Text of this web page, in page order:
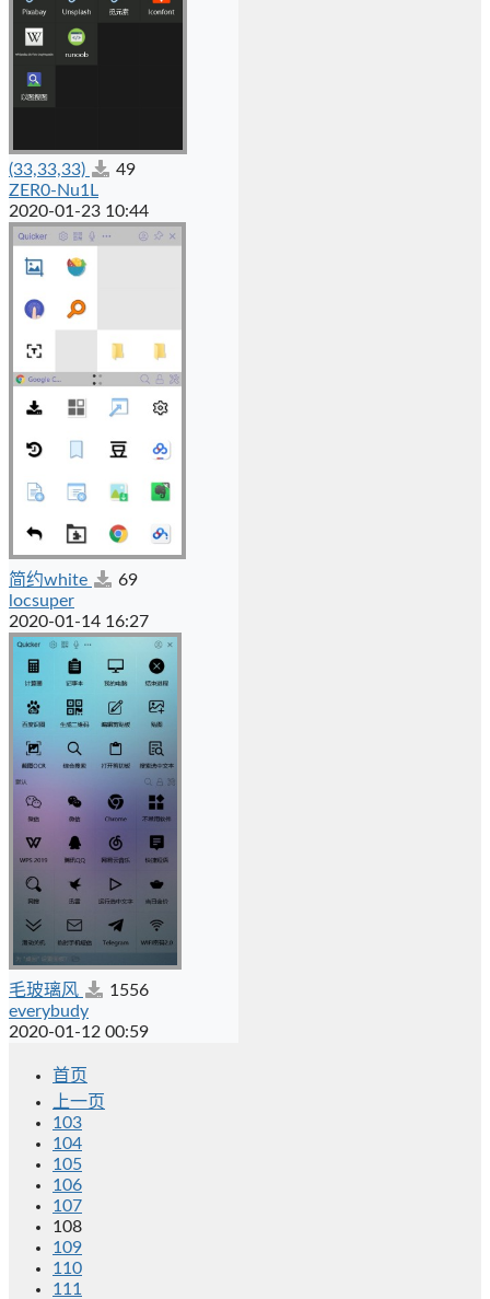
(33,33,33)
49
ZER0-Nu1L
2020-01-23 10:44
简约white
69
locsuper
2020-01-14 16:27
毛玻璃风
1556
everybudy
2020-01-12 00:59
首页
上一页
103
104
105
106
107
108
109
110
111